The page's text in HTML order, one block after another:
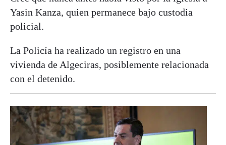
Yasin Kanza, quien permanece bajo custodia
policial.
La Policía ha realizado un registro en una
vivienda de Algeciras, posiblemente relacionada
con el detenido.